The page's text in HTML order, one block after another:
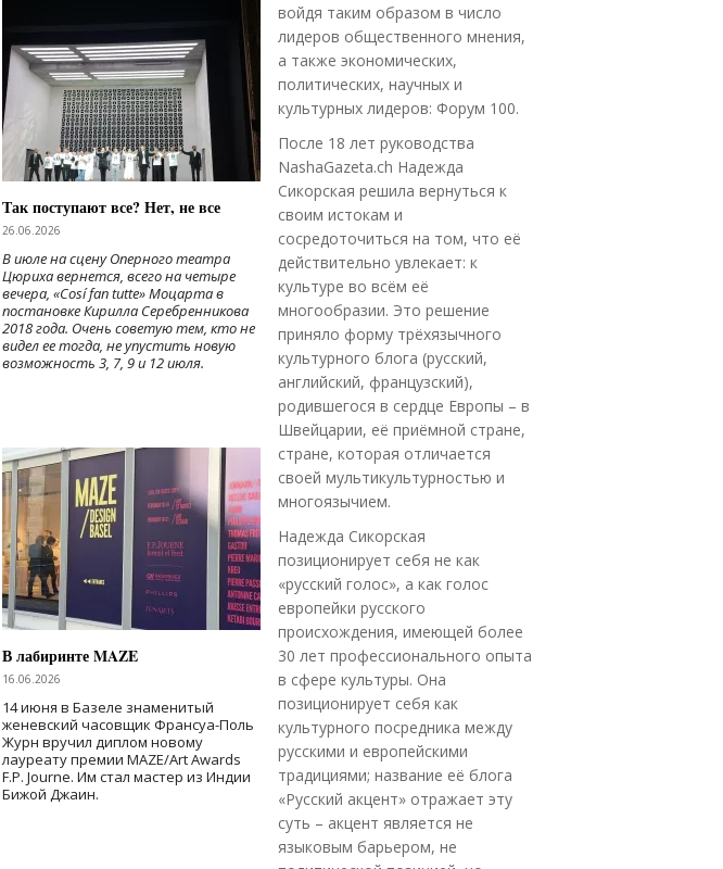
Так поступают все? Нет, не все
26.06.2026
В июле на сцену Оперного театра
Цюриха вернется, всего на четыре
вечера, «Cosí fan tutte» Моцарта в
постановке Кирилла Серебренникова
2018 года. Очень советую тем, кто не
видел ее тогда, не упустить новую
возможность 3, 7, 9 и 12 июля.
В лабиринте MAZE
16.06.2026
14 июня в Базеле знаменитый
женевский часовщик Франсуа-Поль
Журн вручил диплом новому
лауреату премии MAZE/Art Awards
F.P. Journe. Им стал мастер из Индии
Бижой Джаин.
войдя таким образом в число
лидеров общественного мнения,
а также экономических,
политических, научных и
культурных лидеров: Форум 100.
После 18 лет руководства
NashaGazeta.ch Надежда
Сикорская решила вернуться к
своим истокам и
сосредоточиться на том, что её
действительно увлекает: к
культуре во всём её
многообразии. Это решение
приняло форму трёхязычного
культурного блога (русский,
английский, французский),
родившегося в сердце Европы – в
Швейцарии, её приёмной стране,
стране, которая отличается
своей мультикультурностью и
многоязычием.
Надежда Сикорская
позиционирует себя не как
«русский голос», а как голос
европейки русского
происхождения, имеющей более
30 лет профессионального опыта
в сфере культуры. Она
позиционирует себя как
культурного посредника между
русскими и европейскими
традициями; название её блога
«Русский акцент» отражает эту
суть – акцент является не
языковым барьером, не